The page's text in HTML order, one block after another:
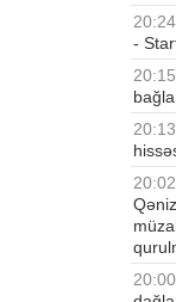
20:24
-
20:15
20:13
20:02
20:00